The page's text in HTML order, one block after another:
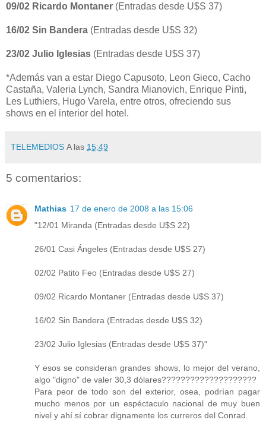
09/02 Ricardo Montaner (Entradas desde U$S 37)
16/02 Sin Bandera (Entradas desde U$S 32)
23/02 Julio Iglesias (Entradas desde U$S 37)
*Además van a estar Diego Capusoto, Leon Gieco, Cacho
Castaña, Valeria Lynch, Sandra Mianovich, Enrique Pinti,
Les Luthiers, Hugo Varela, entre otros, ofreciendo sus
shows en el interior del hotel.
TELEMEDIOS A las 15:49
5 comentarios:
Mathias 17 de enero de 2008 a las 15:06
"12/01 Miranda (Entradas desde U$S 22)
26/01 Casi Ángeles (Entradas desde U$S 27)
02/02 Patito Feo (Entradas desde U$S 27)
09/02 Ricardo Montaner (Entradas desde U$S 37)
16/02 Sin Bandera (Entradas desde U$S 32)
23/02 Julio Iglesias (Entradas desde U$S 37)"
Y esos se consideran grandes shows, lo mejor del verano,
algo "digno" de valer 30,3 dólares????????????????????
Para peor de todo son del exterior, osea, podrían pagar
mucho menos por un espéctaculo nacional de muy buen
nivel y ahí sí cobrar dignamente los curreros del Conrad.